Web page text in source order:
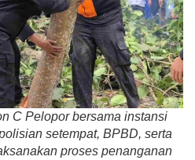
C Pelopor bersama instansi
setempat, BPBD, serta
proses penanganan